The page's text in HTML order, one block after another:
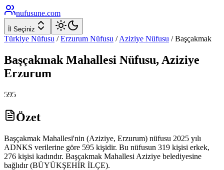
nufusune.com
İl Seçiniz
Türkiye Nüfusu / Erzurum Nüfusu / Aziziye Nüfusu /Başçakmak
Başçakmak Mahallesi Nüfusu, Aziziye
Erzurum
595
Özet
Başçakmak Mahallesi'nin (Aziziye, Erzurum) nüfusu 2025 yılı
ADNKS verilerine göre 595 kişidir. Bu nüfusun 319 kişisi erkek,
276 kişisi kadındır. Başçakmak Mahallesi Aziziye belediyesine
bağlıdır (BÜYÜKŞEHİR İLÇE).